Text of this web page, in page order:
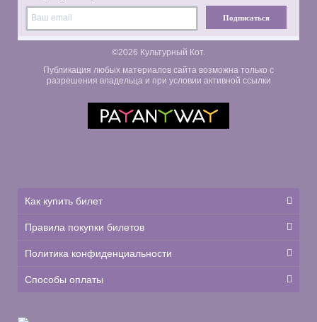
Подписаться
©2026 Культурный Кот.
Публикация любых материалов сайта возможна только с
разрешения владельца и при условии активной ссылки
Как купить билет
Правила покупки билетов
Политика конфиденциальности
Способы оплаты